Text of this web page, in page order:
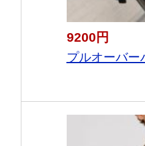
9200円
プルオーバー